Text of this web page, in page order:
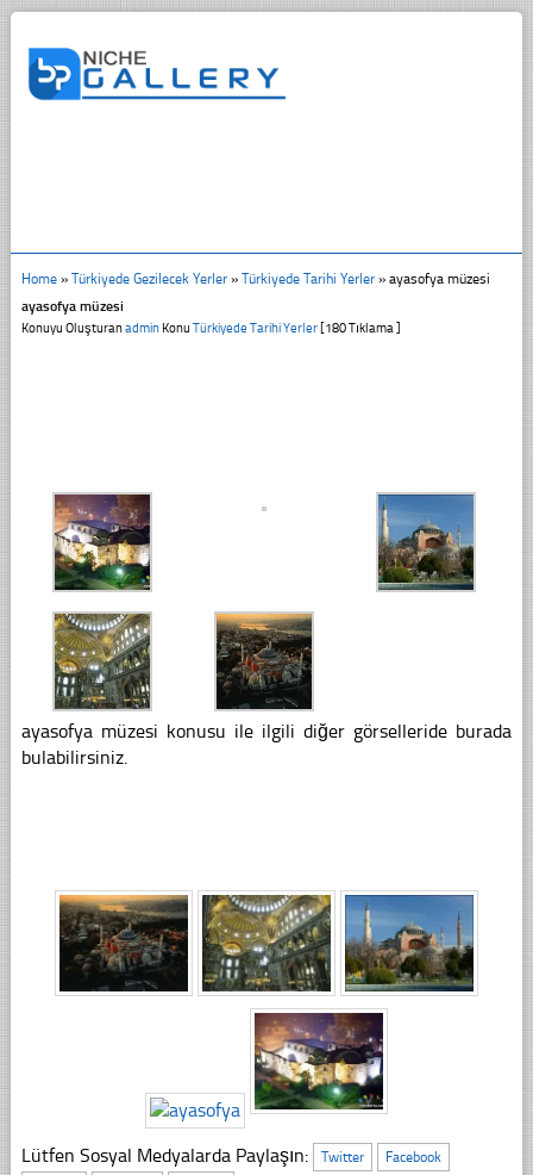
Home» Türkiyede Gezilecek Yerler» Türkiyede Tarihi Yerler» ayasofya müzesi
ayasofya müzesi
Konuyu OluşturanadminKonu Türkiyede Tarihi Yerler[180 Tıklama ]
ayasofya müzesi konusu ile ilgili diğer görselleride burada
bulabilirsiniz.
Lütfen Sosyal Medyalarda Paylaşın: Twitter
Facebook